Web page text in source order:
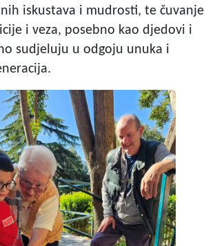
iskustava i mudrosti, te čuvanje
i veza, posebno kao djedovi i
sudjeluju u odgoju unuka i